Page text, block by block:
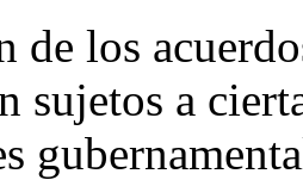
de los
sujetos a